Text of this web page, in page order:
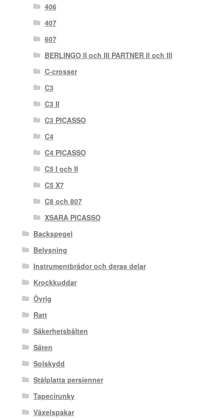
406
407
607
BERLINGO II och III PARTNER II och III
C-crosser
C3
C3 II
C3 PICASSO
C4
C4 PICASSO
C5 I och II
C5 X7
C8 och 807
XSARA PICASSO
Backspegel
Belysning
Instrumentbrädor och deras delar
Krockkuddar
Övrig
Ratt
Säkerhetsbälten
Säten
Solskydd
Stålplatta persienner
Tapecírunky
Växelspakar